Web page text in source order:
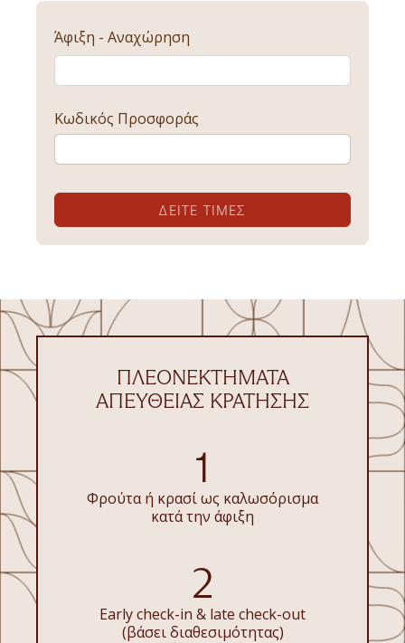
Άφιξη - Αναχώρηση
Κωδικός Προσφοράς
ΔΕΊΤΕ ΤΙΜΈΣ
ΠΛΕΟΝΕΚΤΉΜΑΤΑ
ΑΠΕΥΘΕΊΑΣ ΚΡΆΤΗΣΗΣ
1
Φρούτα ή κρασί ως καλωσόρισμα
κατά την άφιξη
2
Early check-in & late check-out
(βάσει διαθεσιμότητας)